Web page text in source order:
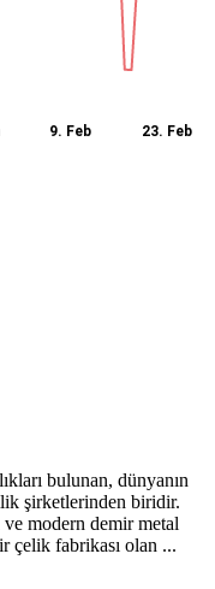
9. Feb 23. Feb
bulunan, dünyanın
şirketlerinden biridir.
modern demir metal
çelik fabrikası olan ...